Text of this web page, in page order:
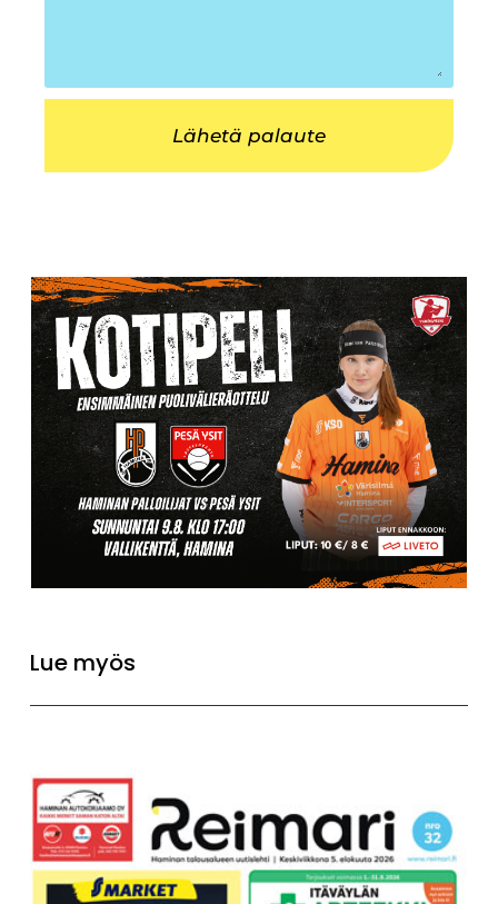
Lähetä palaute
Lue myös